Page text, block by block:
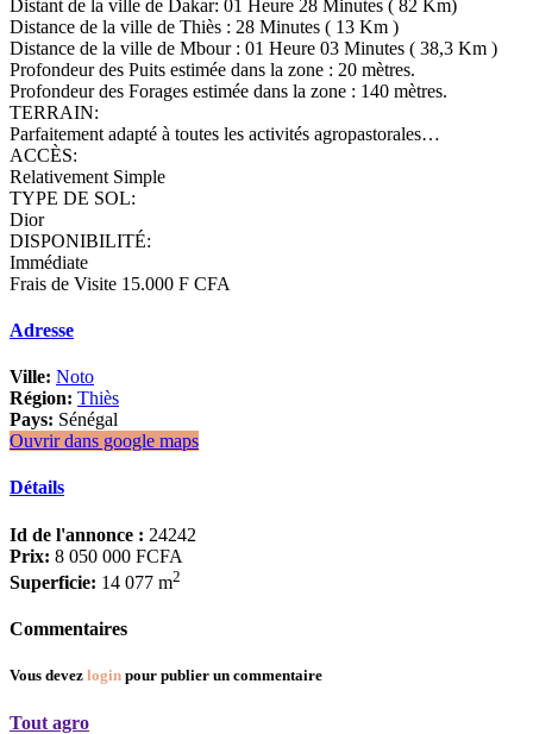
Distant de la ville de Dakar: 01 Heure 28 Minutes ( 82 Km)
Distance de la ville de Thiès : 28 Minutes ( 13 Km )
Distance de la ville de Mbour : 01 Heure 03 Minutes ( 38,3 Km )
Profondeur des Puits estimée dans la zone : 20 mètres.
Profondeur des Forages estimée dans la zone : 140 mètres.
TERRAIN:
Parfaitement adapté à toutes les activités agropastorales…
ACCÈS:
Relativement Simple
TYPE DE SOL:
Dior
DISPONIBILITÉ:
Immédiate
Frais de Visite 15.000 F CFA
Adresse
Ville: Noto
Région: Thiès
Pays: Sénégal
Ouvrir dans google maps
Détails
Id de l'annonce : 24242
Prix: 8 050 000 FCFA
Superficie: 14 077 m2
Commentaires
Vous devez login pour publier un commentaire
Tout agro